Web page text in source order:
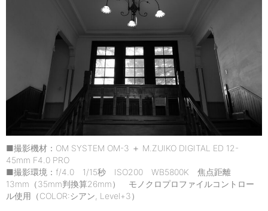
■撮影機材：OM SYSTEM OM-3 ＋ M.ZUIKO DIGITAL ED 12-
45mm F4.0 PRO
■撮影環境：f/4.0 1/15秒 ISO200 WB5800K 焦点距離
13mm（35mm判換算26mm） モノクロプロファイルコントロー
ル使用（COLOR:シアン, Level+3）